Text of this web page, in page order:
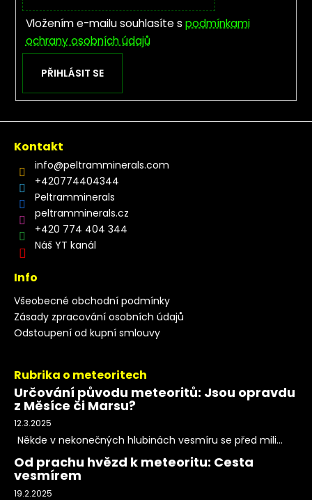
Vložením e-mailu souhlasíte s podmínkami
ochrany osobních údajů
PŘIHLÁSIT SE
Kontakt
info@peltramminerals.com
+420774404344
Peltramminerals
peltramminerals.cz
+420 774 404 344
Náš YT kanál
Info
Všeobecné obchodní podmínky
Zásady zpracování osobních údajů
Odstoupení od kupní smlouvy
Rubrika o meteoritech
Určování původu meteoritů: Jsou opravdu
z Měsíce či Marsu?
12.3.2025
Někde v nekonečných hlubinách vesmíru se před mili...
Od prachu hvězd k meteoritu: Cesta
vesmírem
19.2.2025